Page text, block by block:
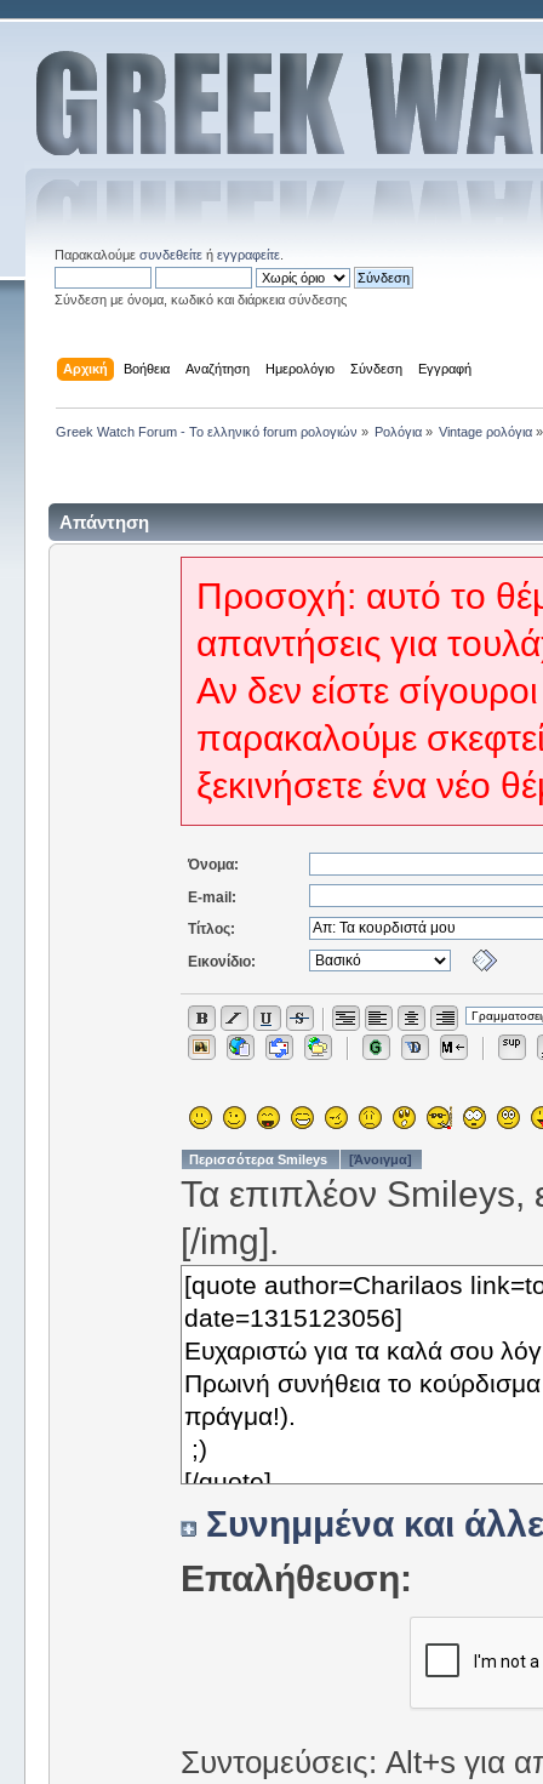
Παρακαλούμε συνδεθείτεή εγγραφείτε.
Σύνδεση με όνομα, κωδικό και διάρκεια σύνδεσης
Αρχική Βοήθεια Αναζήτηση Ημερολόγιο Σύνδεση Εγγραφή
Greek Watch Forum - Το ελληνικό forum ρολογιών » Ρολόγια » Vintage ρολόγια »
Απάντηση
Προσοχή: αυτό το
απαντήσεις για
Αν δεν είστε
παρακαλούμε
ξεκινήσετε ένα νέο
Όνομα:
E-mail:
Τίτλος:
Εικονίδιο:
Περισσότερα Smileys [Άνοιγμα]
Τα επιπλέον Smileys,
[/img].
Συνημμένα και
Επαλήθευση:
Συντομεύσεις: Alt+s για